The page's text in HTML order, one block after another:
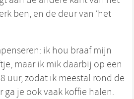
ben, en de deur van ‘het
ik hou braaf mijn
maar ik mik daarbij op een
uur, zodat ik meestal rond de
je ook vaak koffie halen.